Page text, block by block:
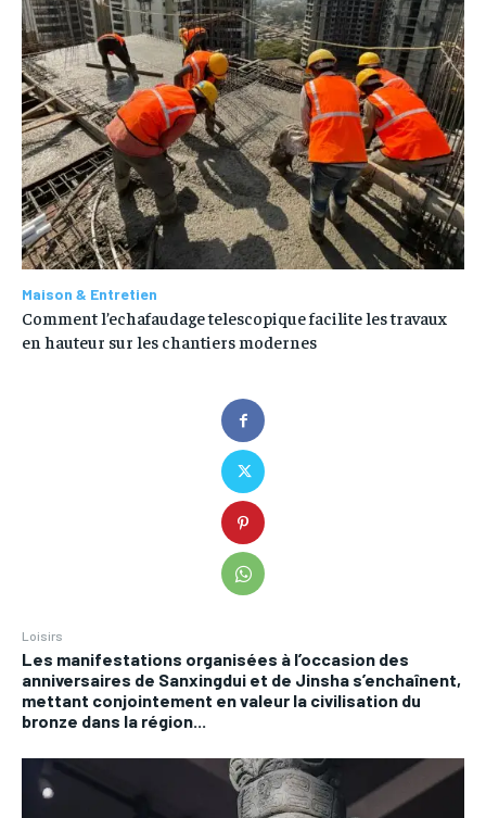
Loisirs
Les manifestations organisées à l’occasion des
anniversaires de Sanxingdui et de Jinsha s’enchaînent,
mettant conjointement en valeur la civilisation du
bronze dans la région...
Maison & Entretien
Comment l’echafaudage telescopique facilite les travaux
en hauteur sur les chantiers modernes